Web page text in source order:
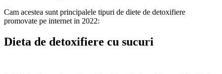
Cam acestea sunt principalele tipuri de diete de detoxifiere
promovate pe internet in 2022:
Dieta de detoxifiere cu sucuri